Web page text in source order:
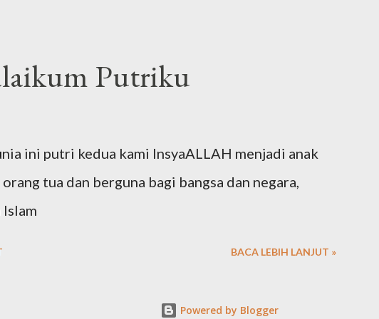
Putriku
ini putri kedua kami InsyaALLAH menjadi anak
tua dan berguna bagi bangsa dan negara,
BACA LEBIH LANJUT »
Powered by Blogger